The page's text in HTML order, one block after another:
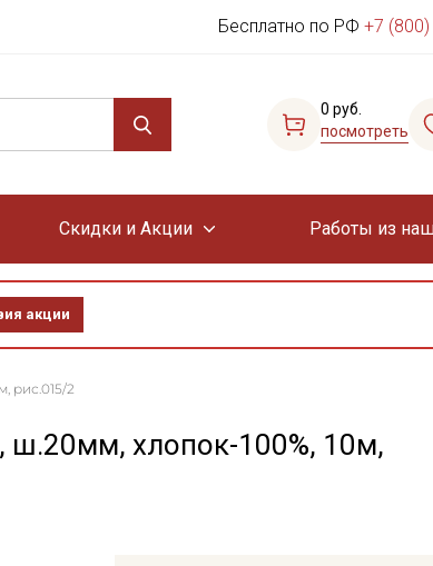
Бесплатно по РФ +7
0 руб.
посмотреть
Скидки и Акции Работы из
акции
рис.015/2
ш.20мм, хлопок-100%, 10м,